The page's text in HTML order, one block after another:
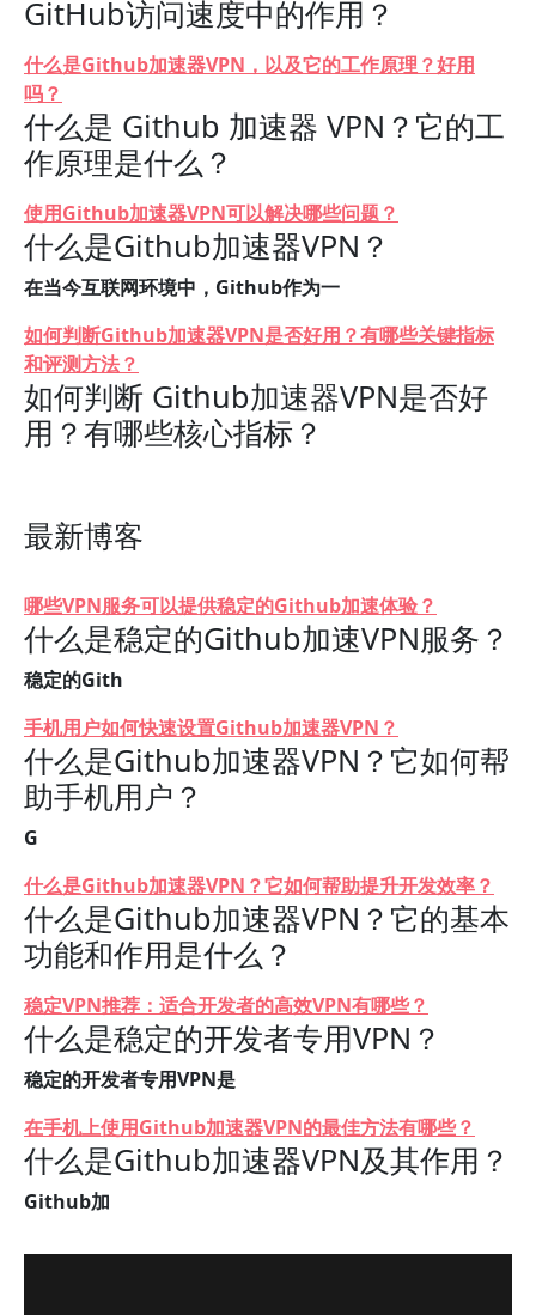
GitHub访问速度中的作用？
什么是Github加速器VPN，以及它的工作原理？好用
吗？
什么是 Github 加速器 VPN？它的工
作原理是什么？
使用Github加速器VPN可以解决哪些问题？
什么是Github加速器VPN？
在当今互联网环境中，Github作为一
如何判断Github加速器VPN是否好用？有哪些关键指标
和评测方法？
如何判断 Github加速器VPN是否好
用？有哪些核心指标？
最新博客
哪些VPN服务可以提供稳定的Github加速体验？
什么是稳定的Github加速VPN服务？
稳定的Gith
手机用户如何快速设置Github加速器VPN？
什么是Github加速器VPN？它如何帮
助手机用户？
G
什么是Github加速器VPN？它如何帮助提升开发效率？
什么是Github加速器VPN？它的基本
功能和作用是什么？
稳定VPN推荐：适合开发者的高效VPN有哪些？
什么是稳定的开发者专用VPN？
稳定的开发者专用VPN是
在手机上使用Github加速器VPN的最佳方法有哪些？
什么是Github加速器VPN及其作用？
Github加